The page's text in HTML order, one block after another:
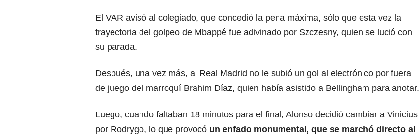
El VAR avisó al colegiado, que concedió la pena máxima, sólo que esta vez la
trayectoria del golpeo de Mbappé fue adivinado por Szczesny, quien se lució con
su parada.
Después, una vez más, al Real Madrid no le subió un gol al electrónico por fuera
de juego del marroquí Brahim Díaz, quien había asistido a Bellingham para anotar.
Luego, cuando faltaban 18 minutos para el final, Alonso decidió cambiar a Vinicius
por Rodrygo, lo que provocó un enfado monumental, que se marchó directo al